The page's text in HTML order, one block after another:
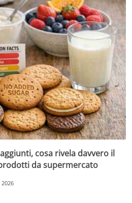
cosa rivela davvero il
da supermercato